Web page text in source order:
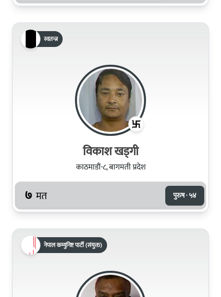
स्वतन्त्र
विकाश खड्गी
काठमाडौं-८, बागमती प्रदेश
७ मत पुरुष · ५४
नेपाल कम्युनिष्ट पार्टी (संयुक्त)